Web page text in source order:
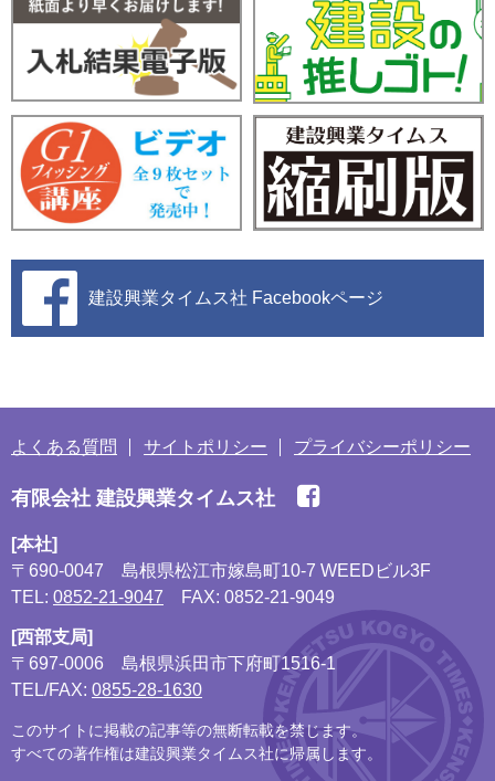
建設興業タイムス社 Facebookページ
よくある質問 サイトポリシー プライバシーポリシー
有限会社 建設興業タイムス社
[本社]
〒690-0047
島根県松江市嫁島町10-7 WEEDビル3F
TEL: 0852-21-9047 FAX: 0852-21-9049
[西部支局]
〒697-0006
島根県浜田市下府町1516-1
TEL/FAX: 0855-28-1630
このサイトに掲載の記事等の無断転載を禁じます。
すべての著作権は建設興業タイムス社に帰属します。